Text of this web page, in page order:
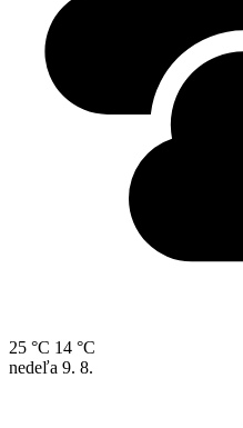
25 °C 14 °C
nedeľa 9. 8.